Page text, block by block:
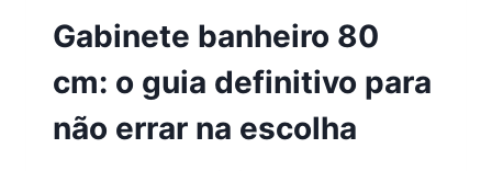
Gabinete banheiro 80
cm: o guia definitivo para
não errar na escolha